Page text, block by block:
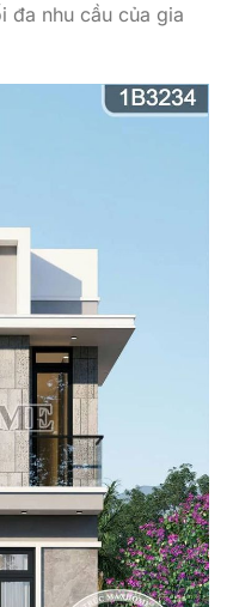
đa nhu cầu của gia